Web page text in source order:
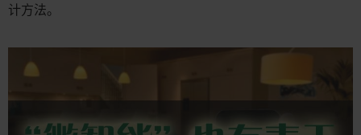
计方法。